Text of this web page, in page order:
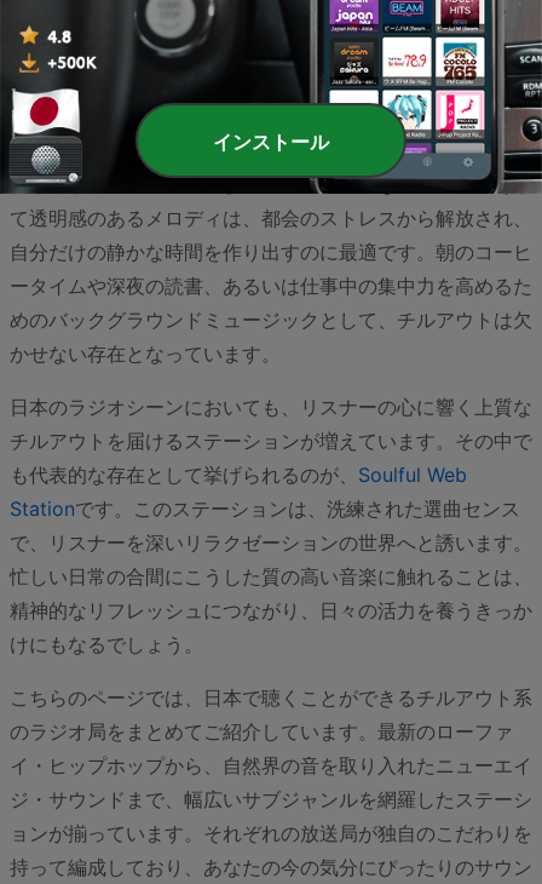
日本は世界でも有数の忙しい国として知られていますが、そ
の喧騒の中で多くの人々が心の安らぎを求めています。そん
な現代のライフスタイルに寄り添うように、チルアウトミュ
ージックは日本国内でも着実に支持を広げてきました。ゆっ
たりとしたビート、心地よいアンビエントなサウンド、そし
て透明感のあるメロディは、都会のストレスから解放され、
自分だけの静かな時間を作り出すのに最適です。朝のコーヒ
ータイムや深夜の読書、あるいは仕事中の集中力を高めるた
めのバックグラウンドミュージックとして、チルアウトは欠
かせない存在となっています。
日本のラジオシーンにおいても、リスナーの心に響く上質な
チルアウトを届けるステーションが増えています。その中で
も代表的な存在として挙げられるのが、 Soulful Web
Stationです。このステーションは、洗練された選曲センス
で、リスナーを深いリラクゼーションの世界へと誘います。
忙しい日常の合間にこうした質の高い音楽に触れることは、
精神的なリフレッシュにつながり、日々の活力を養うきっか
けにもなるでしょう。
こちらのページでは、日本で聴くことができるチルアウト系
のラジオ局をまとめてご紹介しています。最新のローファ
イ・ヒップホップから、自然界の音を取り入れたニューエイ
ジ・サウンドまで、幅広いサブジャンルを網羅したステーシ
ョンが揃っています。それぞれの放送局が独自のこだわりを
持って編成しており、あなたの今の気分にぴったりのサウン
インストール